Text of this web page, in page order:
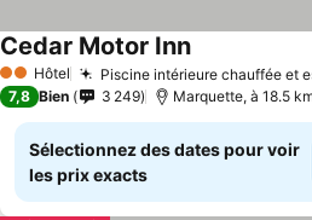
2 Étoiles
Hôtel Piscine intérieure chauffée et
Cedar Motor Inn
7,8 Bien 3 249 Marquette, à 18.5
Sélectionnez des dates pour voir
les prix exacts